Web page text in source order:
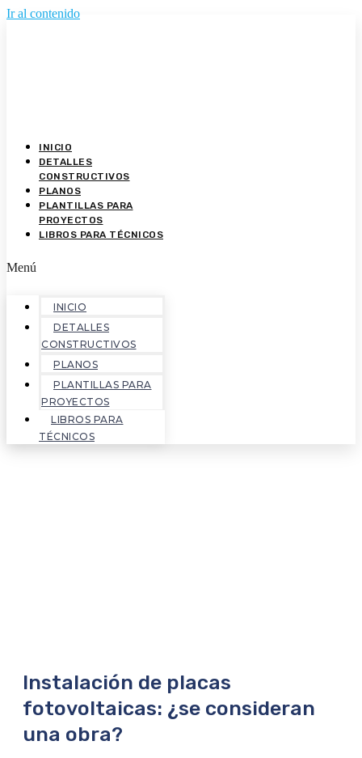
Ir al contenido
INICIO
DETALLES
CONSTRUCTIVOS
PLANOS
PLANTILLAS PARA
PROYECTOS
LIBROS PARA TÉCNICOS
Menú
INICIO
DETALLES
CONSTRUCTIVOS
PLANOS
PLANTILLAS PARA
PROYECTOS
LIBROS PARA
TÉCNICOS
Instalación de placas
fotovoltaicas: ¿se consideran
una obra?